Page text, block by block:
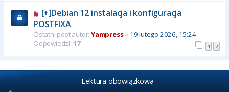
[+]Debian 12 instalacja i konfiguracja
POSTFIXA
Ostatni post autor: Yampress« 19 lutego 2026, 15:24
Odpowiedzi: 17 1 2
Lektura obowiązkowa